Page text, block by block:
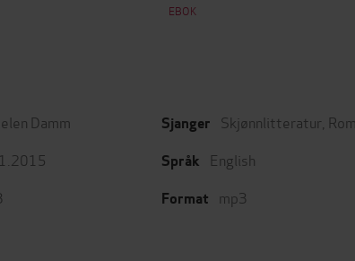
EBOK
Damm Sjanger Skjønnlitteratur
Språk English
Format mp3